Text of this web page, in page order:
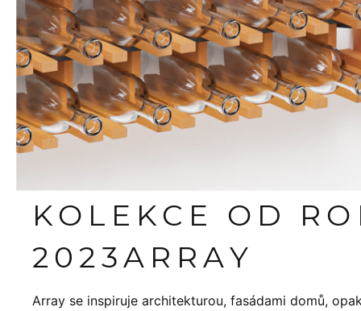
KOLEKCE OD
2023ARRAY
Array se inspiruje architekturou, fasádami domů,